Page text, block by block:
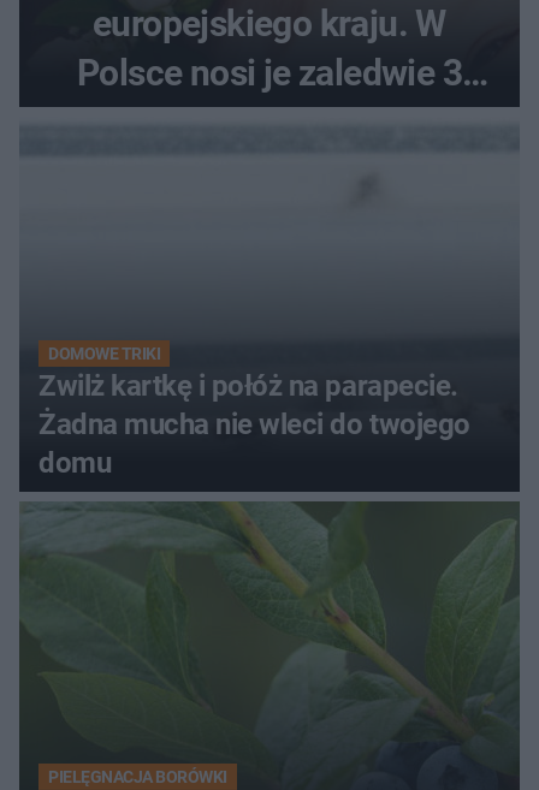
europejskiego kraju. W
Polsce nosi je zaledwie 3
kobiety
DOMOWE TRIKI
Zwilż kartkę i połóż na parapecie.
Żadna mucha nie wleci do twojego
domu
PIELĘGNACJA BORÓWKI